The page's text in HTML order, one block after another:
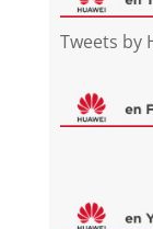
Tweets by